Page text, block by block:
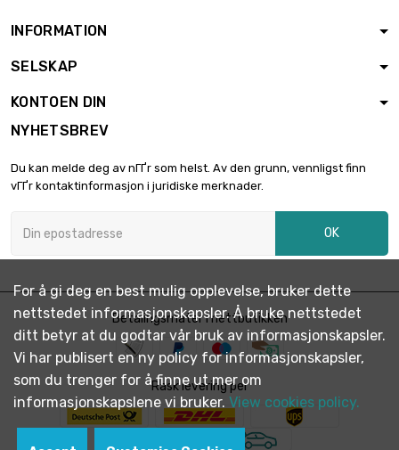
INFORMATION
SELSKAP
KONTOEN DIN
NYHETSBREV
Du kan melde deg av nГҐr som helst. Av den grunn, vennligst finn
vГҐr kontaktinformasjon i juridiske merknader.
OK
Betalingsmåter i nettbutikken
Rask levering per
For å gi deg en best mulig opplevelse, bruker dette
nettstedet informasjonskapsler. Å bruke nettstedet
ditt betyr at du godtar vår bruk av informasjonskapsler.
Vi har publisert en ny policy for informasjonskapsler,
som du trenger for å finne ut mer om
informasjonskapslene vi bruker. View cookies policy.